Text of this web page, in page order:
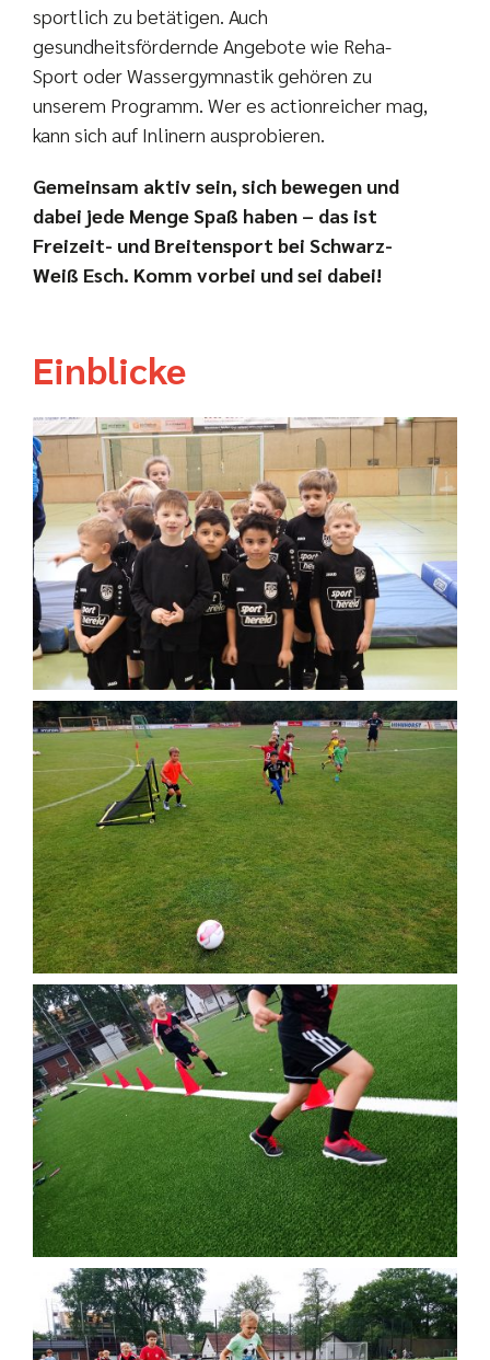
sportlich zu betätigen. Auch
gesundheitsfördernde Angebote wie Reha-
Sport oder Wassergymnastik gehören zu
unserem Programm. Wer es actionreicher mag,
kann sich auf Inlinern ausprobieren.
Gemeinsam aktiv sein, sich bewegen und
dabei jede Menge Spaß haben – das ist
Freizeit- und Breitensport bei Schwarz-
Weiß Esch. Komm vorbei und sei dabei!
Einblicke